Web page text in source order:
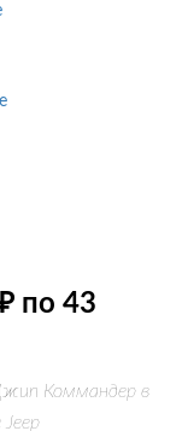
по 43
Коммандер в